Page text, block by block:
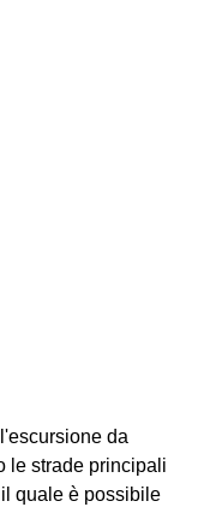
da
le strade principali
quale è possibile